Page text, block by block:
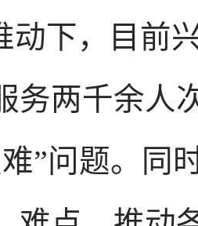
动下，目前
务两千余人
”问题。同